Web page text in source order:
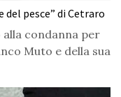
del pesce” di Cetraro
condanna per
Muto e della sua